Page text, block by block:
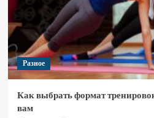
Разное
Как выбрать формат
вам